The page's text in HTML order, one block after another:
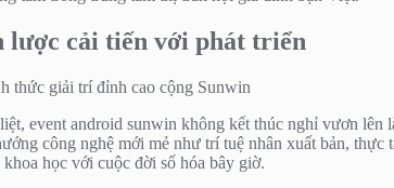
lược cải tiến với phát triển
event android sunwin không kết thúc nghỉ vươn lên
công nghệ mới mẻ như trí tuệ nhân xuất bản, thực
học với cuộc đời số hóa bây giờ.